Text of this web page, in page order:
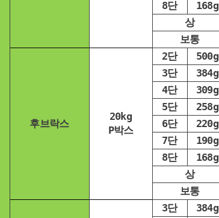
8단
168g
상
보통
후브락스
20kg
P박스
2단 500g
3단 384g
4단
309g
5단
258g
6단
220g
7단
190g
8단
168g
상
보통
3단 384g